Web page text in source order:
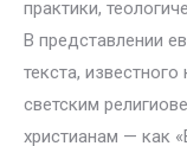
практики,
В представлении
текста,
светским
христианам — как